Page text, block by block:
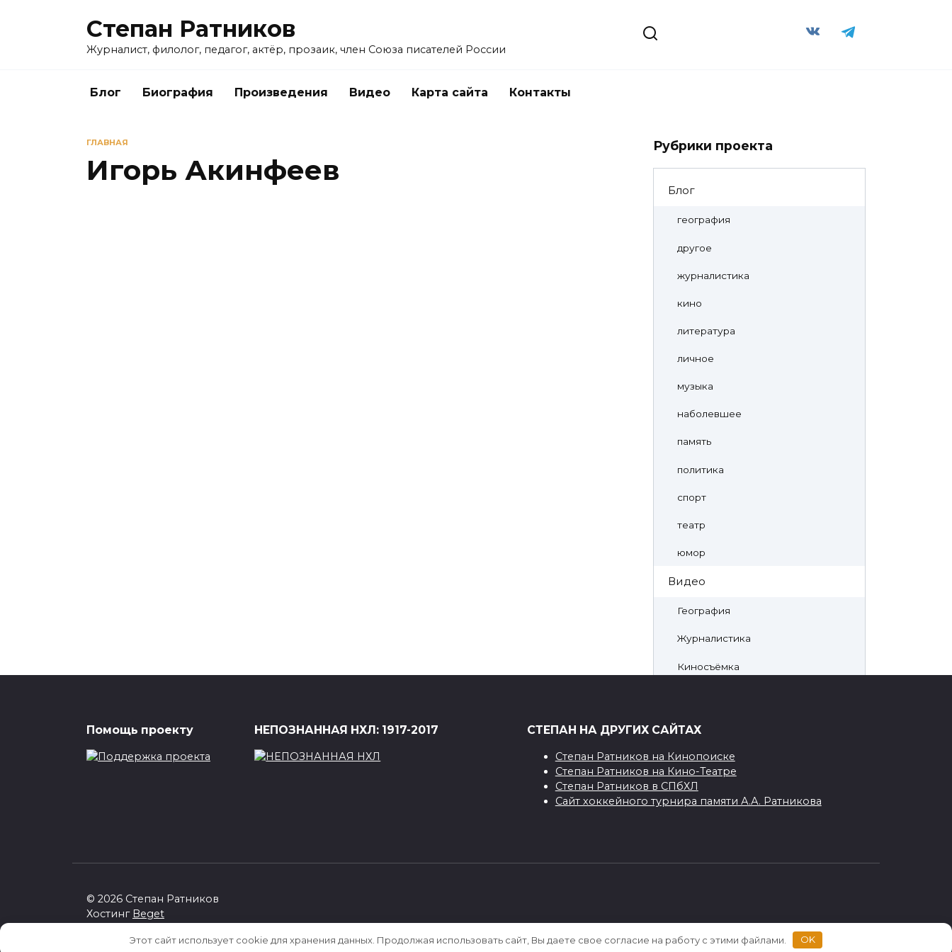
Степан Ратников
Журналист, филолог, педагог, актёр, прозаик, член Союза писателей России
Блог Биография Произведения Видео Карта сайта Контакты
ГЛАВНАЯ
Игорь Акинфеев
Рубрики проекта
Блог
география
другое
журналистика
кино
литература
личное
музыка
наболевшее
память
политика
спорт
театр
юмор
Видео
География
Журналистика
Киносъёмка
Непознанная НХЛ
Произведения
Помощь проекту НЕПОЗНАННАЯ НХЛ: 1917-2017 СТЕПАН НА ДРУГИХ САЙТАХ
Степан Ратников на Кинопоиске
Степан Ратников на Кино-Театре
Степан Ратников в СПбХЛ
Сайт хоккейного турнира памяти А.А. Ратникова
© 2026 Степан Ратников
Хостинг Beget
[sape block=1]
Этот сайт использует cookie для хранения данных. Продолжая использовать сайт, Вы даете свое согласие на работу с этими файлами. OK